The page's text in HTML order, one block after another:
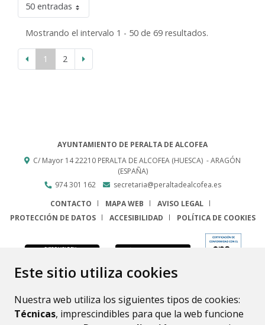
Este sitio utiliza cookies
Nuestra web utiliza los siguientes tipos de cookies:
Técnicas, imprescindibles para que la web funcione
50 entradas
Mostrando el intervalo 1 - 50 de 69 resultados.
1 2
AYUNTAMIENTO DE PERALTA DE ALCOFEA
C/ Mayor 1422210 PERALTA DE ALCOFEA (HUESCA) - ARAGÓN
(ESPAÑA)
974 301 162
secretaria@peraltadealcofea.es
CONTACTO
MAPA WEB
AVISO LEGAL
PROTECCIÓN DE DATOS
ACCESIBILIDAD POLÍTICA DE COOKIES